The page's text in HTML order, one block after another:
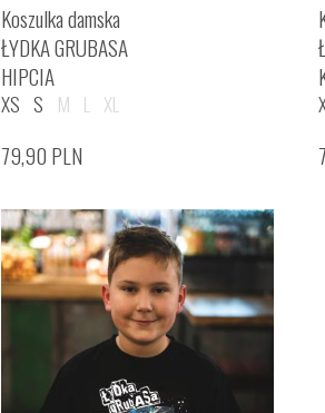
Koszulka damska
ŁYDKA GRUBASA
HIPCIA
XS S M L XL
79,90 PLN